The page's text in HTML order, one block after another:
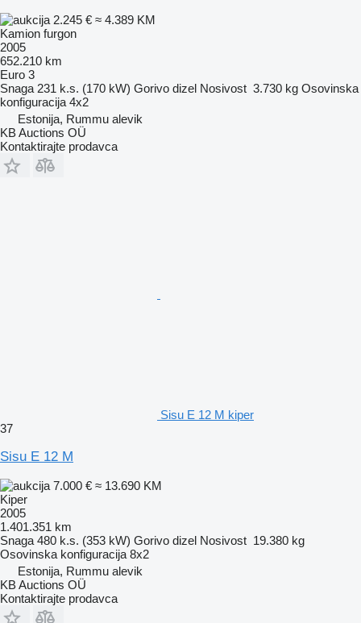
2.245 € ≈ 4.389 KM
Kamion furgon
2005
652.210 km
Euro 3
Snaga 231 k.s. (170 kW) Gorivo dizel Nosivost 3.730 kg Osovinska
konfiguracija 4x2
Estonija, Rummu alevik
KB Auctions OÜ
Kontaktirajte prodavca
Sisu E 12 M kiper
37
Sisu E 12 M
7.000 € ≈ 13.690 KM
Kiper
2005
1.401.351 km
Snaga 480 k.s. (353 kW) Gorivo dizel Nosivost 19.380 kg
Osovinska konfiguracija 8x2
Estonija, Rummu alevik
KB Auctions OÜ
Kontaktirajte prodavca